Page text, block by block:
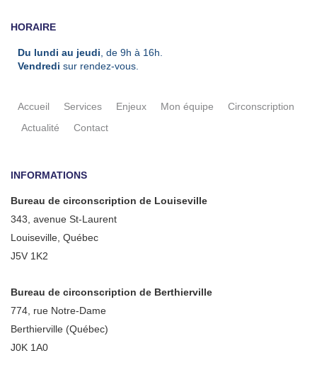
INFORMATIONS
Bureau de circonscription de Louiseville
343, avenue St-Laurent
Louiseville, Québec
J5V 1K2
Bureau de circonscription de Berthierville
774, rue Notre-Dame
Berthierville (Québec)
J0K 1A0
HORAIRE
Du lundi au jeudi , de 9h à 16h.
Vendredi sur rendez-vous.
Accueil Services Enjeux Mon équipe
Circonscription
Actualité
Contact